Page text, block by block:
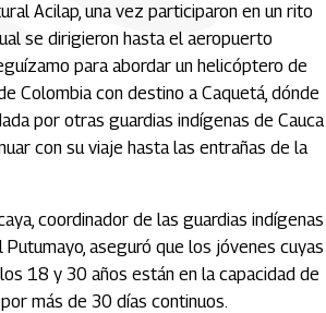
Acilap, una vez participaron en un rito
se dirigieron hasta el aeropuerto
para abordar un helicóptero de
Colombia con destino a Caquetá, dónde
por otras guardias indígenas de Cauca
con su viaje hasta las entrañas de la
coordinador de las guardias indígenas
aseguró que los jóvenes cuyas
18 y 30 años están en la capacidad de
más de 30 días continuos.